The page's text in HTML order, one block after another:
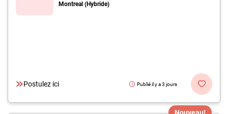
Montreal (Hybride)
Postulez ici Publié il y a 3 jours